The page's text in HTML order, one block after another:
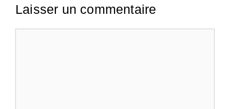
Laisser un commentaire